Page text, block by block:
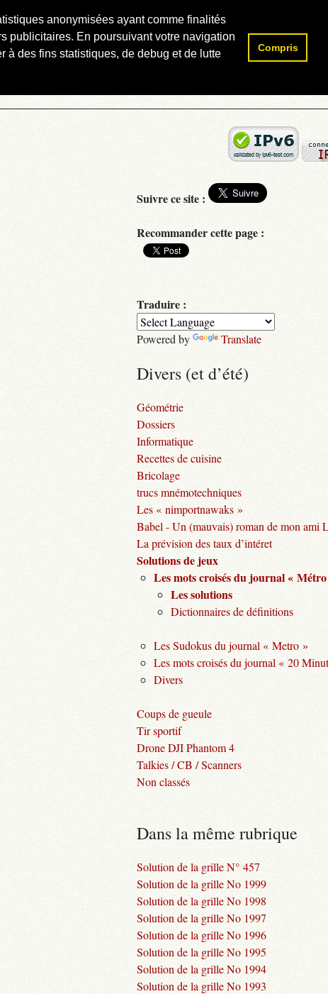
anonymisées ayant comme finalités
publicitaires. En poursuivant votre navigation
à des fins statistiques, de debug et de lutte
Compris
Rechercher :
Suivre ce site :
Recommander cette page :
Traduire :
Powered by Translate
Divers (et d’été)
Géométrie
Dossiers
Informatique
Recettes de cuisine
Bricolage
trucs mnémotechniques
Les « nimportnawaks »
Babel - Un (mauvais) roman de mon ami
La prévision des taux d’intéret
Solutions de jeux
Les mots croisés du journal «
Les solutions
Dictionnaires de définitions
Les Sudokus du journal « Metro »
Les mots croisés du journal « 20
Divers
Coups de gueule
Tir sportif
Drone DJI Phantom 4
Talkies / CB / Scanners
Non classés
Dans la même rubrique
Solution de la grille N° 457
Solution de la grille No 1999
Solution de la grille No 1998
Solution de la grille No 1997
Solution de la grille No 1996
Solution de la grille No 1995
Solution de la grille No 1994
Solution de la grille No 1993